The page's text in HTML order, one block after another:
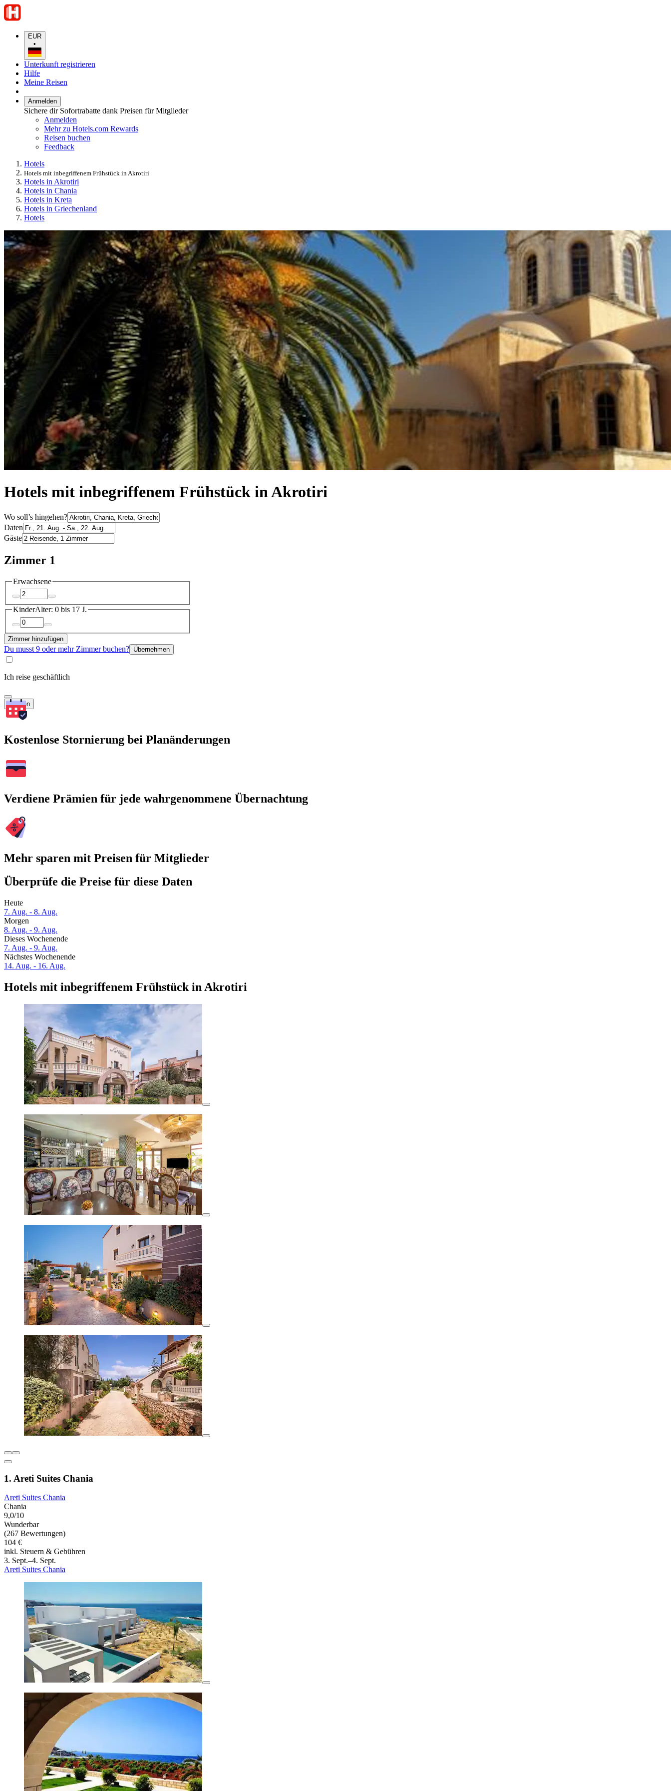
EUR
•
Unterkunft registrieren
Hilfe
Meine Reisen
Anmelden
Sichere dir Sofortrabatte dank Preisen für Mitglieder
Anmelden
Mehr zu Hotels.com Rewards
Reisen buchen
Feedback
Hotels
Hotels mit inbegriffenem Frühstück in Akrotiri
Hotels in Akrotiri
Hotels in Chania
Hotels in Kreta
Hotels in Griechenland
Hotels
Hotels mit inbegriffenem Frühstück in Akrotiri
Wo soll’s hingehen?
Daten
Gäste
Zimmer 1
Erwachsene
KinderAlter: 0 bis 17 J.
Zimmer hinzufügen
Du musst 9 oder mehr Zimmer buchen? Übernehmen
Ich reise geschäftlich
Suchen
Kostenlose Stornierung bei Planänderungen
Verdiene Prämien für jede wahrgenommene Übernachtung
Mehr sparen mit Preisen für Mitglieder
Überprüfe die Preise für diese Daten
Heute
7. Aug. - 8. Aug.
Morgen
8. Aug. - 9. Aug.
Dieses Wochenende
7. Aug. - 9. Aug.
Nächstes Wochenende
14. Aug. - 16. Aug.
Hotels mit inbegriffenem Frühstück in Akrotiri
1. Areti Suites Chania
Areti Suites Chania
Chania
9,0/10
Wunderbar
(267 Bewertungen)
104 €
inkl. Steuern & Gebühren
3. Sept.–4. Sept.
Areti Suites Chania